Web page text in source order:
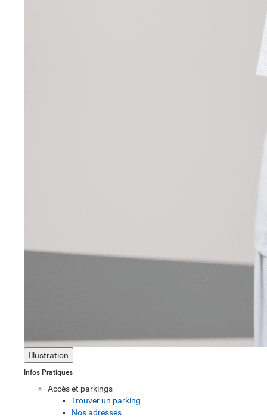
Illustration
Infos Pratiques
Accès et parkings
Trouver un parking
Nos adresses